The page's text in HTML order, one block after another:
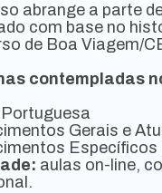
abrange a parte
com base no
de Boa Viagem/
contempladas
Portuguesa
Gerais e
Específicos
aulas on-line,